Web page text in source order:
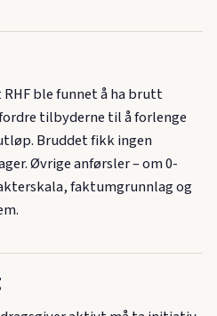
RHF ble funnet å ha brutt
tilbyderne til å forlenge
Bruddet fikk ingen
Øvrige anførsler – om 0-
faktumgrunnlag og